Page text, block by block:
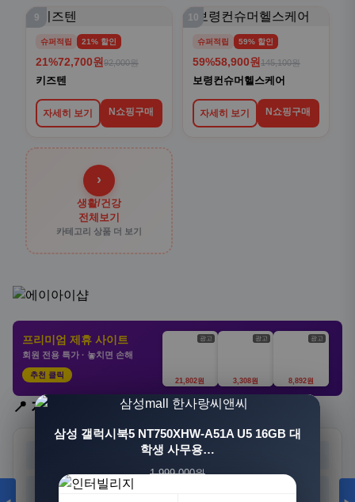
9
슈퍼적립 21% 할인
21%72,700원 92,000원
키즈텐
자세히 보기 N쇼핑구매
10
슈퍼적립 59% 할인
59%58,900원 145,100원
보령컨슈머헬스케어
자세히 보기 N쇼핑구매
›
생활/건강
전체보기
카테고리 상품 더 보기
프리미엄 제휴 사이트
회원 전용 특가 · 놓치면 손해
추천 클릭
광고
21,802원
광고
3,308원
광고
8,892원
📍 지역 선택
부산 대구
광주 대전 세종
[3+1] 동국제약 마이핏 V 활성엽산 임신준비 임산
부영양 30정, 4개
100,000원
삼성 갤럭시북5 NT750XHW-A51A U5 16GB 대
학생 사무용…
1,999,000원